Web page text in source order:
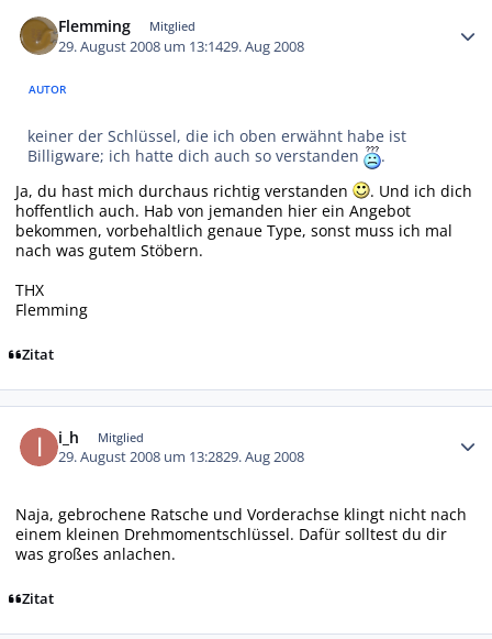
Flemming Mitglied
29. August 2008 um 13:1429. Aug 2008
AUTOR
keiner der Schlüssel, die ich oben erwähnt habe ist
Billigware; ich hatte dich auch so verstanden
.
Ja, du hast mich durchaus richtig verstanden
. Und ich dich
hoffentlich auch. Hab von jemanden hier ein Angebot
bekommen, vorbehaltlich genaue Type, sonst muss ich mal
nach was gutem Stöbern.
THX
Flemming
Zitat
i_h Mitglied
29. August 2008 um 13:2829. Aug 2008
Naja, gebrochene Ratsche und Vorderachse klingt nicht nach
einem kleinen Drehmomentschlüssel. Dafür solltest du dir
was großes anlachen.
Zitat